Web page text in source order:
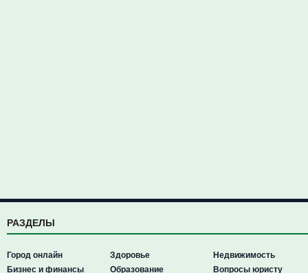
РАЗДЕЛЫ
Город онлайн
Бизнес и финансы
Здоровье
Образование
Недвижимость
Вопросы юристу